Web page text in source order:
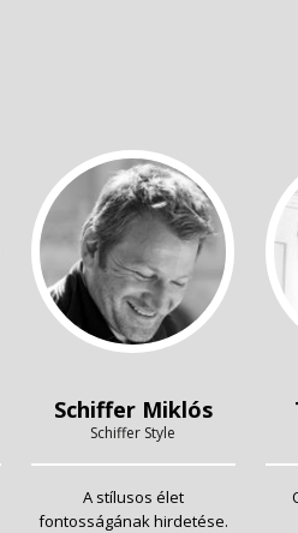
Schiffer Miklós
Schiffer Style
A stílusos élet
fontosságának hirdetése.